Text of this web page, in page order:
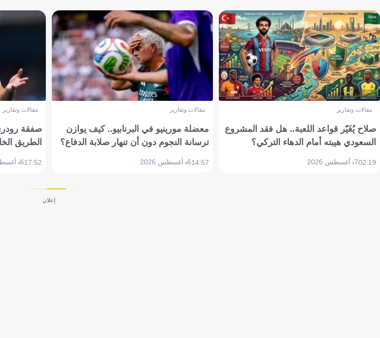
مقالات وتقارير
صلاح يُغَيّر قواعد اللعبة.. هل فقد المشروع
السعودي هيبته أمام الدهاء التركي؟
02:197 أغسطس 2026
مقالات وتقارير
معضلة مورينيو في البرنابيو.. كيف يوازن
ترسانة النجوم دون أن تنهار صلابة الدفاع؟
14:576 أغسطس 2026
مقالات وتقارير
صفقة
الطريق
17:526 أغسطس 2026
إعلان